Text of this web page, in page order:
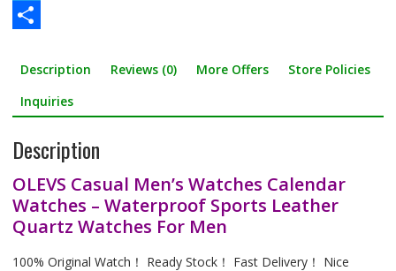
a
o
k
T
e
r
e
Description Reviews (0) More Offers
Store Policies
Inquiries
Description
OLEVS Casual Men’s Watches Calendar
Watches – Waterproof Sports Leather
Quartz Watches For Men
100% Original Watch！ Ready Stock！ Fast Delivery！ Nice